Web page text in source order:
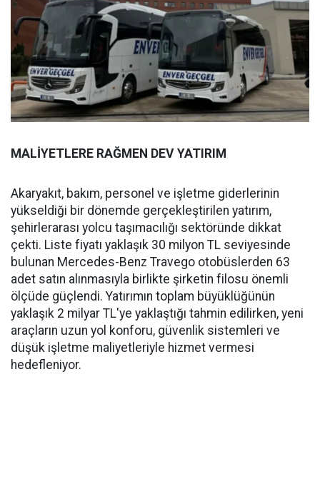
MALİYETLERE RAĞMEN DEV YATIRIM
Akaryakıt, bakım, personel ve işletme giderlerinin
yükseldiği bir dönemde gerçekleştirilen yatırım,
şehirlerarası yolcu taşımacılığı sektöründe dikkat
çekti. Liste fiyatı yaklaşık 30 milyon TL seviyesinde
bulunan Mercedes-Benz Travego otobüslerden 63
adet satın alınmasıyla birlikte şirketin filosu önemli
ölçüde güçlendi. Yatırımın toplam büyüklüğünün
yaklaşık 2 milyar TL'ye yaklaştığı tahmin edilirken, yeni
araçların uzun yol konforu, güvenlik sistemleri ve
düşük işletme maliyetleriyle hizmet vermesi
hedefleniyor.